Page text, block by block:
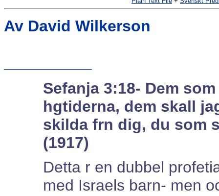
Av David Wilkerson
Sefanja 3:18- Dem
hgtiderna, dem skall
skilda frn dig, du som
(1917)
Detta r en dubbel
med Israels barn- men